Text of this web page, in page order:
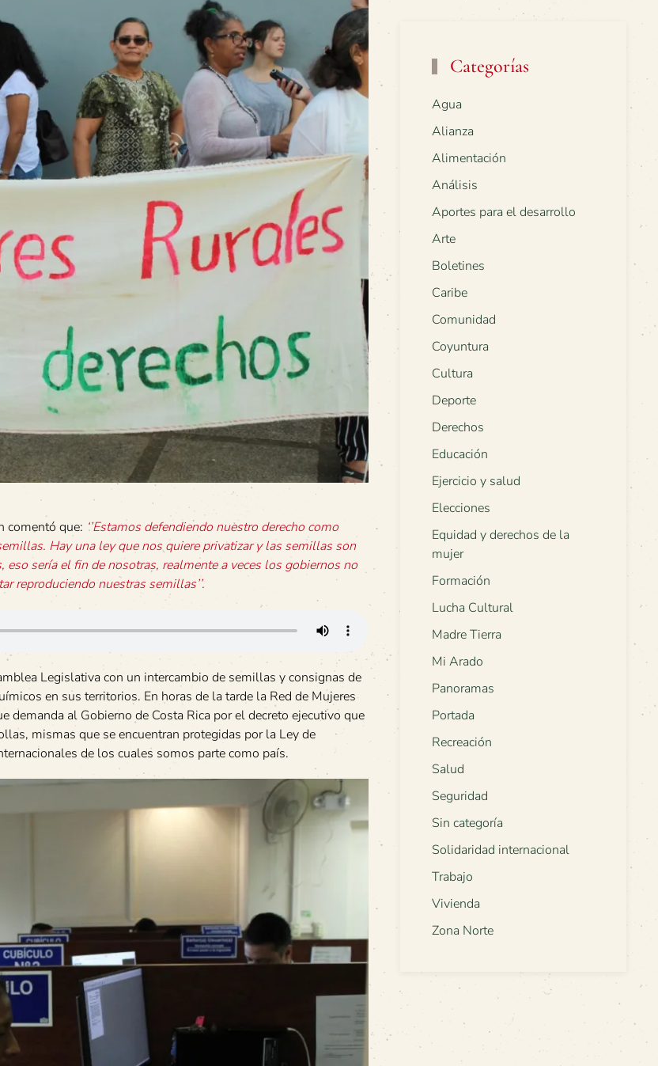
comentó que: ‘’Estamos defendiendo nuestro derecho como
Hay una ley que nos quiere privatizar y las semillas son
sería el fin de nosotras, realmente a veces los gobiernos no
reproduciendo nuestras semillas’’.
Legislativa con un intercambio de semillas y consignas de
en sus territorios. En horas de la tarde la Red de Mujeres
al Gobierno de Costa Rica por el decreto ejecutivo que
mismas que se encuentran protegidas por la Ley de
de los cuales somos parte como país.
Categorías
Agua
Alianza
Alimentación
Análisis
Aportes para el desarrollo
Arte
Boletines
Caribe
Comunidad
Coyuntura
Cultura
Deporte
Derechos
Educación
Ejercicio y salud
Elecciones
Equidad y derechos de la
mujer
Formación
Lucha Cultural
Madre Tierra
Mi Arado
Panoramas
Portada
Recreación
Salud
Seguridad
Sin categoría
Solidaridad internacional
Trabajo
Vivienda
Zona Norte